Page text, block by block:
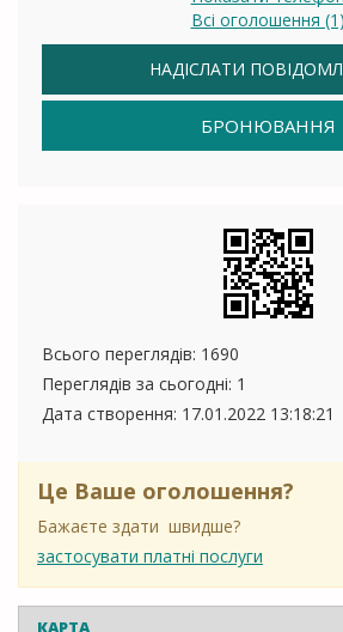
Всі оголошення (1)
НАДІСЛАТИ
БРОНЮВАННЯ
Всього переглядів: 1690
Переглядів за сьогодні: 1
Дата створення: 17.01.2022 13:18:21
Це Ваше оголошення?
Бажаєте здати швидше?
застосувати платні послуги
КАРТА